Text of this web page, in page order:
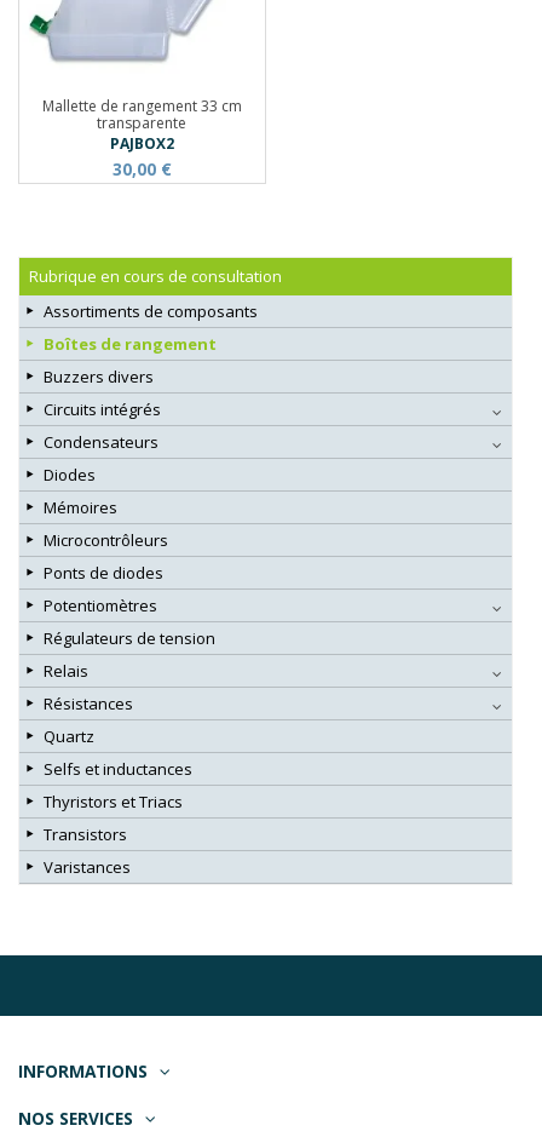
Mallette de rangement 33 cm
transparente
PAJBOX2
30,00 €
Rubrique en cours de consultation
Assortiments de composants
Boîtes de rangement
Buzzers divers
Circuits intégrés
Condensateurs
Diodes
Mémoires
Microcontrôleurs
Ponts de diodes
Potentiomètres
Régulateurs de tension
Relais
Résistances
Quartz
Selfs et inductances
Thyristors et Triacs
Transistors
Varistances
INFORMATIONS
NOS SERVICES